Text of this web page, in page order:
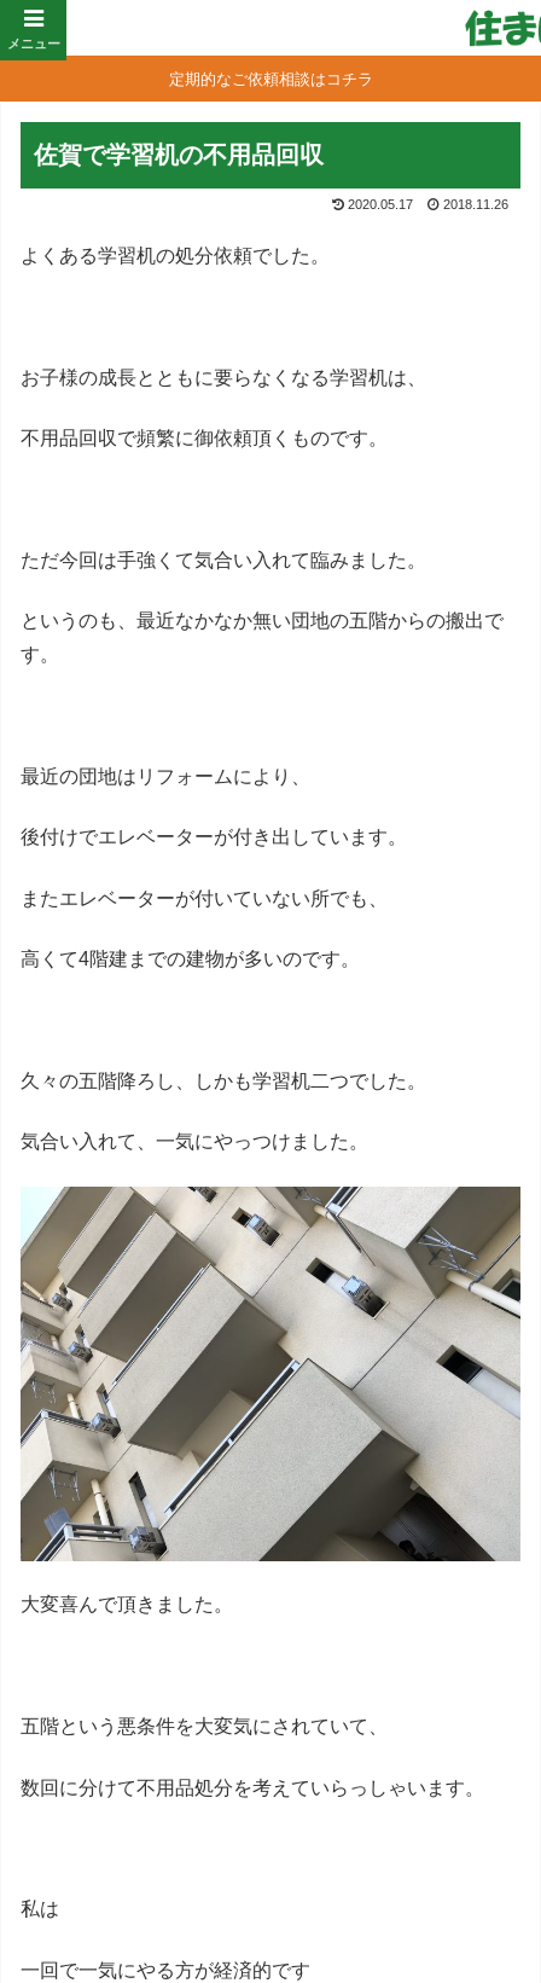
定期的なご依頼相談はコチラ
佐賀で学習机の不用品回収
2020.05.17 2018.11.26
よくある学習机の処分依頼でした。
お子様の成長とともに要らなくなる学習机は、
不用品回収で頻繁に御依頼頂くものです。
ただ今回は手強くて気合い入れて臨みました。
というのも、最近なかなか無い団地の五階からの搬出で
す。
最近の団地はリフォームにより、
後付けでエレベーターが付き出しています。
またエレベーターが付いていない所でも、
高くて4階建までの建物が多いのです。
久々の五階降ろし、しかも学習机二つでした。
気合い入れて、一気にやっつけました。
大変喜んで頂きました。
五階という悪条件を大変気にされていて、
数回に分けて不用品処分を考えていらっしゃいます。
私は
一回で一気にやる方が経済的です
メニュー